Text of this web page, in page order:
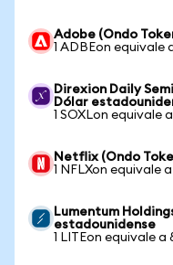
Adobe (Ondo
1 ADBEon equivale
Direxion Daily
Dólar
1 SOXLon equivale
Netflix (Ondo
1 NFLXon equivale
Lumentum
estadounidense
1 LITEon equivale a